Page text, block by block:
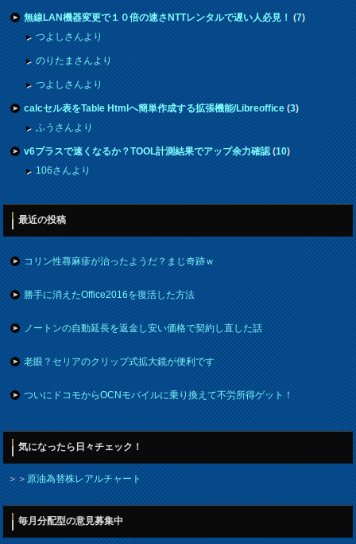
無線LAN機器変更で１０倍の速さNTTレンタルで遅い人必見！(7)
つよしさんより
のりたまさんより
つよしさんより
calcセル表をTable Htmlへ簡単作成する拡張機能/Libreoffice(3)
ふうさんより
v6プラスで速くなるか？TOOL計測結果でアップ余力確認(10)
106さんより
最近の投稿
コリン性蕁麻疹が治ったようだ？まじ奇跡ｗ
勝手に消えたOffice2016を復活した方法
ノートンの自動延長を返金し安い価格で契約し直した話
老眼？セリアのクリップ式拡大鏡が便利です
ついにドコモからOCNモバイルに乗り換えて不労所得ゲット！
気になったら日々チェック！
＞＞原油為替株レアルチャート
毎月分配型の意見募集中